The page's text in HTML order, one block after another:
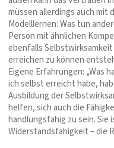
müssen allerdings auch mit
Modelllernen: Was tun
Person mit ähnlichen
ebenfalls Selbstwirksamkeit
erreichen zu können
Eigene Erfahrungen: „Was
ich selbst erreicht habe,
Ausbildung der
helfen, sich auch die
handlungsfähig zu sein. Sie
Widerstandsfähigkeit – die